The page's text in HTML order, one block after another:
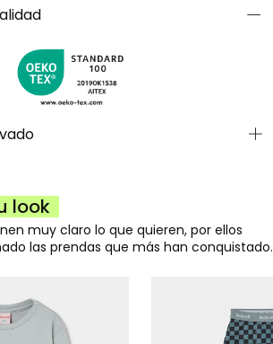
look
muy claro lo que quieren, por ellos
las prendas que más han conquistado.